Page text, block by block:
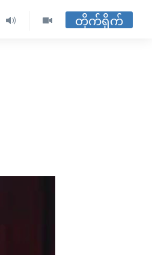
တိုက်ရိုက်